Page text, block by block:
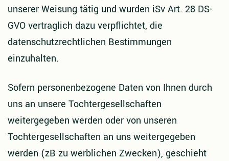
unserer Weisung tätig und wurden iSv Art. 28 DS-
GVO vertraglich dazu verpflichtet, die
datenschutzrechtlichen Bestimmungen
einzuhalten.
Sofern personenbezogene Daten von Ihnen durch
uns an unsere Tochtergesellschaften
weitergegeben werden oder von unseren
Tochtergesellschaften an uns weitergegeben
werden (zB zu werblichen Zwecken), geschieht